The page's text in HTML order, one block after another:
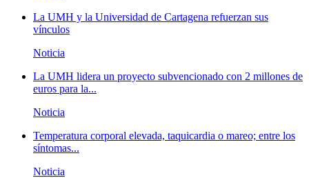
La UMH y la Universidad de Cartagena refuerzan sus
vínculos
Noticia
La UMH lidera un proyecto subvencionado con 2 millones de
euros para la...
Noticia
Temperatura corporal elevada, taquicardia o mareo; entre los
síntomas...
Noticia